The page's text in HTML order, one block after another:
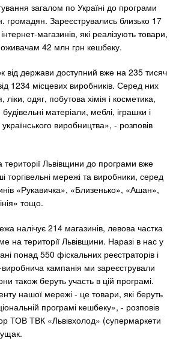
загалом по Україні до програми
громадян. Зареєструвались близько 17
магазинів, які реалізують товари,
42 млн грн кешбеку.
від держави доступний вже на 235 тисяч
1234 місцевих виробників. Серед них
одяг, побутова хімія і косметика,
матеріали, меблі, іграшки і
виробництва», - розповів
Львівщини до програми вже
торгівельні мережі та виробники, серед
«Рукавичка», «Близенько», «Ашан»,
тощо.
налічує 214 магазинів, левова частка
на території Львівщини. Наразі в нас у
понад 550 фіскальних реєстраторів і
кампанія ми зареєстрували
також беруть участь в цій програмі.
нашої мережі - це товари, які беруть
програмі кешбеку», - розповів
ТОВ ТВК «Львівхолод» (супермаркети